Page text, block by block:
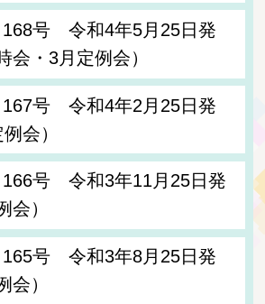
168号 令和4年5月25日発
会・3月定例会）
167号 令和4年2月25日発
会）
166号 令和3年11月25日発
会）
165号 令和3年8月25日発
会）